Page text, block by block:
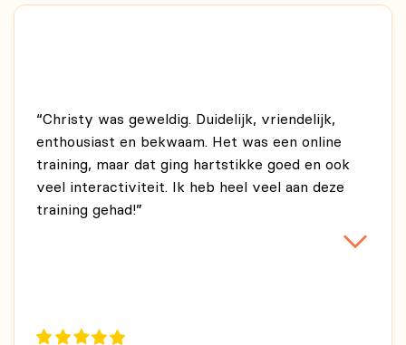
“Christy was geweldig. Duidelijk, vriendelijk,
enthousiast en bekwaam. Het was een online
training, maar dat ging hartstikke goed en ook
veel interactiviteit. Ik heb heel veel aan deze
training gehad!”